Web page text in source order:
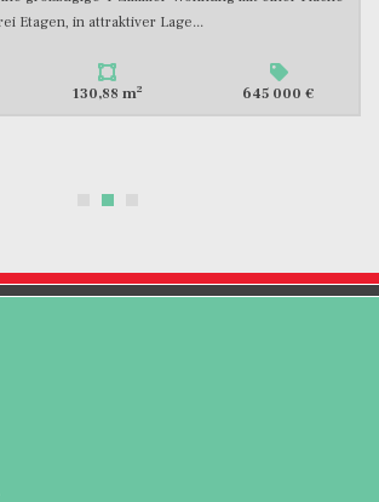
Meer entfernt, eine sehr interessante...
129,59 m2 600 000 €